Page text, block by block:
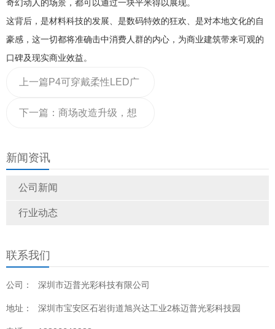
新闻资讯
公司新闻
行业动态
联系我们
公司： 深圳市迈普光彩科技有限公司
地址： 深圳市宝安区石岩街道旭兴达工业2栋迈普光彩科技园
奇幻动人的场景，都可以通过一块平米得以展现。
这背后，是材料科技的发展、是数码特效的狂欢、是对本地文化的自
豪感，这一切都将准确击中消费人群的内心，为商业建筑带来可观的
口碑及现实商业效益。
上一篇 P4可穿戴柔性LED广
告屏 柔性屏 可穿戴LED广告
下一篇： 商场改造升级，想
的LED屏推荐